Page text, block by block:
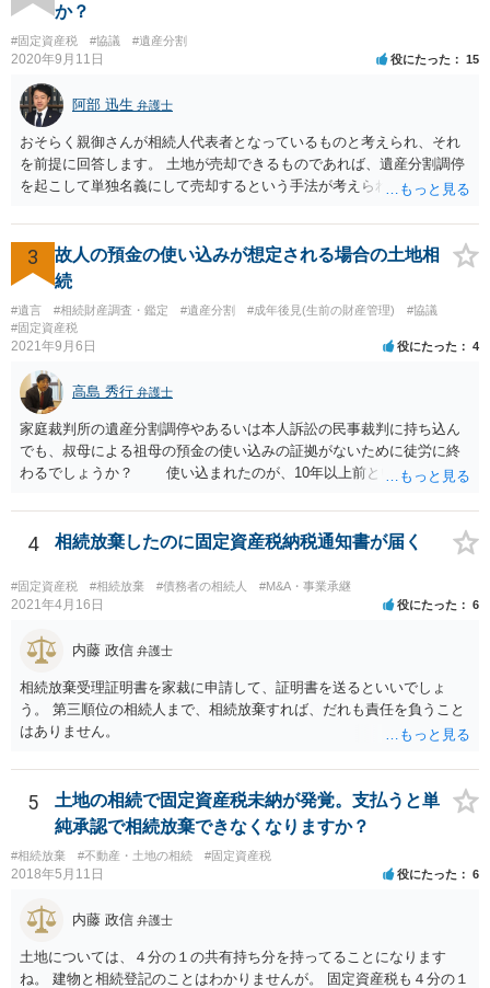
か？
#固定資産税 #協議 #遺産分割
2020年9月11日 役にたった 15
阿部 迅生 弁護士
おそらく親御さんが相続人代表者となっているものと考えられ、それ
を前提に回答します。 土地が売却できるものであれば、遺産分割調停
を起こして単独名義にして売却するという手法が考えられます。 相続
ではないです。問題は売却できる土地かどうかとどの程度で売却でき
るかになります。 売却できない又は売却できたとしてもわずかな金額
であるとなれば、共有持ち分の放棄ができるかの検討になりますが、
放棄できたとしても時間と費用はかかるので、固定資産税の金額と比
較して費用対効果があるかどうかという検討になります。
3
故人の預金の使い込みが想定される場合の土地相
続
#遺言 #相続財産調査・鑑定 #遺産分割 #成年後見(生前の財産管理)
#協議
#固定資産税
2021年9月6日 役にたった 4
高島 秀行 弁護士
家庭裁判所の遺産分割調停やあるいは本人訴訟の民事裁判に持ち込ん
でも、叔母による祖母の預金の使い込みの証拠がないために徒労に終
わるでしょうか？ 使い込まれたのが、10年以上前ということだと
し、不法行為の構成を取れば知ってから3年以内であれば、損害賠償請
求は可能です。 しかし、使い込みの立証をできるかどうかはわか
りません。 弁護士に面談で詳しい事情を話して相談された方がよ
いと思います。
4 相続放棄したのに固定資産税納税通知書が届く
#固定資産税 #相続放棄 #債務者の相続人 #M&A・事業承継
2021年4月16日 役にたった 6
内藤 政信 弁護士
相続放棄受理証明書を家裁に申請して、証明書を送るといいでしょ
う。 第三順位の相続人まで、相続放棄すれば、だれも責任を負うこと
はありません。
5
土地の相続で固定資産税未納が発覚。支払うと単
純承認で相続放棄できなくなりますか？
#相続放棄 #不動産・土地の相続 #固定資産税
2018年5月11日 役にたった 6
内藤 政信 弁護士
土地については、４分の１の共有持ち分を持ってることになります
ね。 建物と相続登記のことはわかりませんが。 固定資産税も４分の１